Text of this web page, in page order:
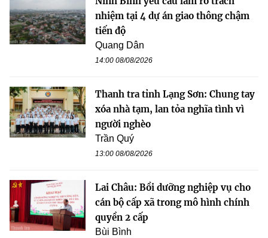
nhiệm tại 4 dự án giao thông chậm
tiến độ
Quang Dân
14:00 08/08/2026
Thanh tra tỉnh Lạng Sơn: Chung tay
xóa nhà tạm, lan tỏa nghĩa tình vì
người nghèo
Trần Quý
13:00 08/08/2026
Lai Châu: Bồi dưỡng nghiệp vụ cho
cán bộ cấp xã trong mô hình chính
quyền 2 cấp
Bùi Bình